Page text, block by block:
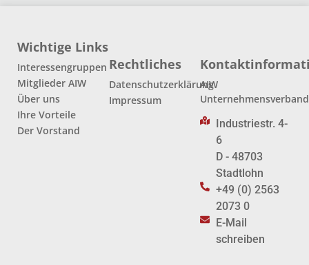
Wichtige Links
Interessengruppen
Mitglieder AIW
Über uns
Ihre Vorteile
Der Vorstand
Rechtliches
Datenschutzerklärung
Impressum
AIW
Unternehmensverband
Industriestr. 4-
6
D - 48703
Stadtlohn
+49 (0) 2563
2073 0
E-Mail
schreiben